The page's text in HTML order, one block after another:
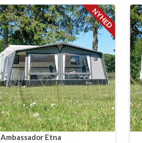
Ambassador Etna
NYHED